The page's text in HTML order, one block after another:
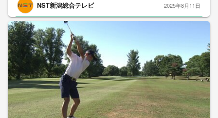
NST新潟総合テレビ 2025年8月11日